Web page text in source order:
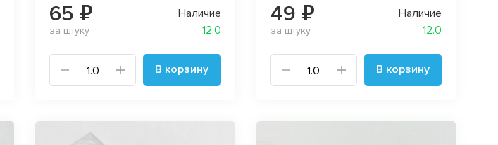
65 ₽
за штуку
Наличие
12.0
В корзину
49 ₽
за штуку
Наличие
12.0
В корзину